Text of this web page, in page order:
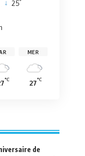
25°
°C
MER
27°C
de